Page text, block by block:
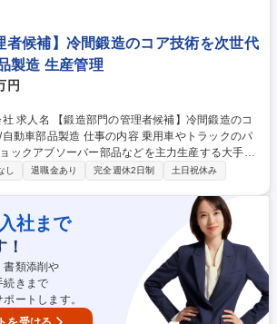
勤ありの2交代制の勤務となります。1週間ごと
ます。 （土日休みの完全週休二日制） 募集職
全】デンソー100%出資/交替勤務有・土日休み/福
者候補】冷間鍛造のコア技術を次世代
製造 生産管理
円
造のコ
内容 乗用車やトラックのパ
ックアブソーバー部品などを主力生産する大手自
鍛造加工部門の次世代リーダー（管理者候補）と
作業サポート ・品質管理 ・組織マネジメント ・デ
コ
動車部品製造
し 退職金あり 完全週休2日制 土日祝休み
入社まで
書類添削や
続きまで
ートします。